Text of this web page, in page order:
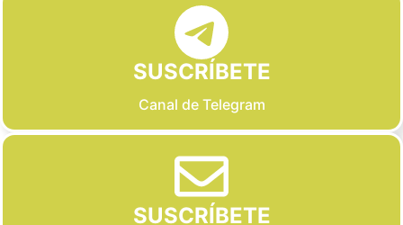
SUSCRÍBETE
Canal de Telegram
SUSCRÍBETE